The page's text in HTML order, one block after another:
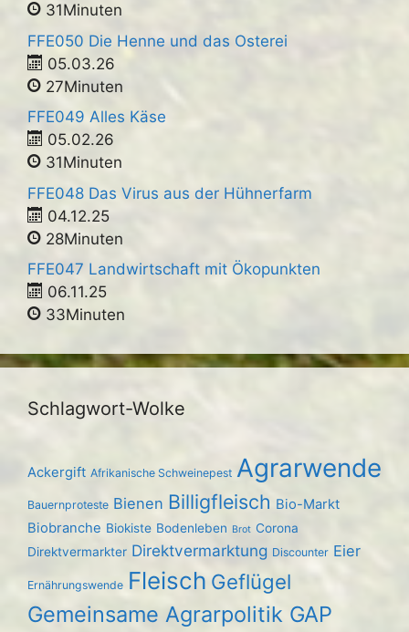
31Minuten
FFE050 Die Henne und das Osterei
05.03.26
27Minuten
FFE049 Alles Käse
05.02.26
31Minuten
FFE048 Das Virus aus der Hühnerfarm
04.12.25
28Minuten
FFE047 Landwirtschaft mit Ökopunkten
06.11.25
33Minuten
Schlagwort-Wolke
Ackergift Afrikanische Schweinepest Agrarwende
Bauernproteste Bienen Billigfleisch Bio-Markt
Biobranche Biokiste Bodenleben Brot Corona
Direktvermarkter Direktvermarktung Discounter Eier
Ernährungswende Fleisch Geflügel
Gemeinsame Agrarpolitik GAP